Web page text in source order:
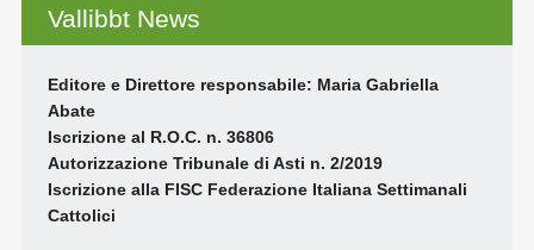
Vallibbt News
Editore e Direttore responsabile: Maria Gabriella
Abate
Iscrizione al R.O.C. n. 36806
Autorizzazione Tribunale di Asti n. 2/2019
Iscrizione alla FISC Federazione Italiana Settimanali
Cattolici